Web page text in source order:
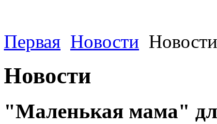
Первая Новости
Новости
"Маленькая мама"